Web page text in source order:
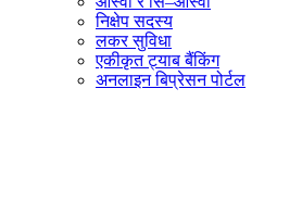
निक्षेप सदस्य
लकर सुविधा
एकीकृत ट्याब बैंकिंग
अनलाइन बिप्रेसन पोर्टल